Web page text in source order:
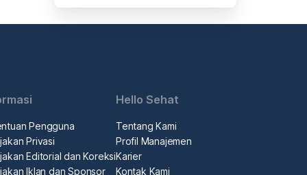
Pengguna
Privasi
Editorial dan Koreksi
Iklan dan Sponsor
Hello Sehat
Tentang Kami
Profil Manajemen
Karier
Kontak Kami